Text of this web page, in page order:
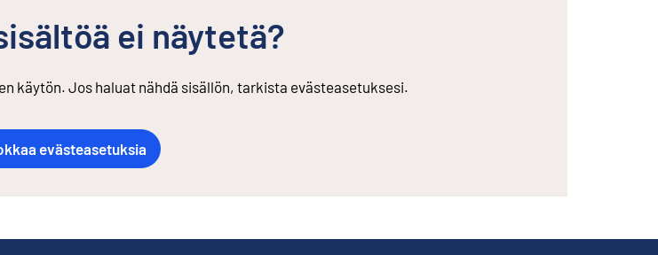
ei näytetä?
käytön. Jos haluat nähdä sisällön, tarkista evästeasetuksesi.
evästeasetuksia